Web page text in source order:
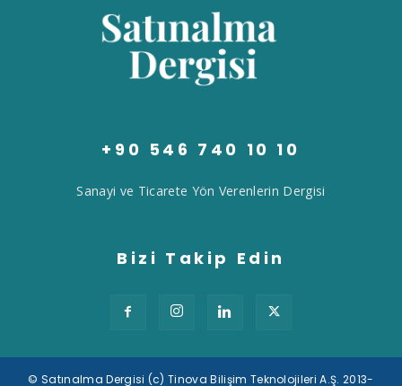
+90 546 740 10 10
Sanayi ve Ticarete Yön Verenlerin Dergisi
Bizi Takip Edin
© Satınalma Dergisi (c) Tinova Bilişim Teknolojileri A.Ş. 2013-